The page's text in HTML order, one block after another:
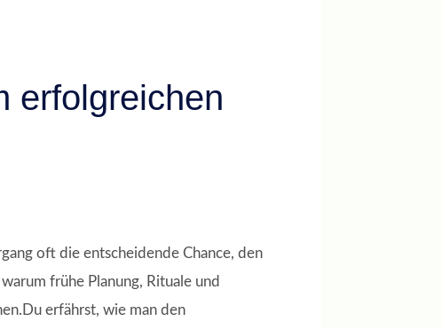
erfolgreichen
oft die entscheidende Chance, den
frühe Planung, Rituale und
erfährst, wie man den